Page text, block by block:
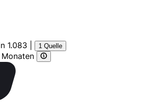
1.083 1 Quelle